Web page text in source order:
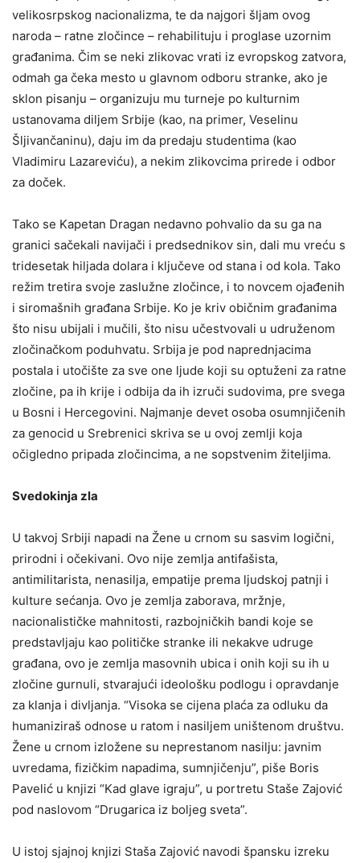
velikosrpskog nacionalizma, te da najgori šljam ovog
naroda – ratne zločince – rehabilituju i proglase uzornim
građanima. Čim se neki zlikovac vrati iz evropskog zatvora,
odmah ga čeka mesto u glavnom odboru stranke, ako je
sklon pisanju – organizuju mu turneje po kulturnim
ustanovama diljem Srbije (kao, na primer, Veselinu
Šljivančaninu), daju im da predaju studentima (kao
Vladimiru Lazareviću), a nekim zlikovcima prirede i odbor
za doček.
Tako se Kapetan Dragan nedavno pohvalio da su ga na
granici sačekali navijači i predsednikov sin, dali mu vreću s
tridesetak hiljada dolara i ključeve od stana i od kola. Tako
režim tretira svoje zaslužne zločince, i to novcem ojađenih
i siromašnih građana Srbije. Ko je kriv običnim građanima
što nisu ubijali i mučili, što nisu učestvovali u udruženom
zločinačkom poduhvatu. Srbija je pod naprednjacima
postala i utočište za sve one ljude koji su optuženi za ratne
zločine, pa ih krije i odbija da ih izruči sudovima, pre svega
u Bosni i Hercegovini. Najmanje devet osoba osumnjičenih
za genocid u Srebrenici skriva se u ovoj zemlji koja
očigledno pripada zločincima, a ne sopstvenim žiteljima.
Svedokinja zla
U takvoj Srbiji napadi na Žene u crnom su sasvim logični,
prirodni i očekivani. Ovo nije zemlja antifašista,
antimilitarista, nenasilja, empatije prema ljudskoj patnji i
kulture sećanja. Ovo je zemlja zaborava, mržnje,
nacionalističke mahnitosti, razbojničkih bandi koje se
predstavljaju kao političke stranke ili nekakve udruge
građana, ovo je zemlja masovnih ubica i onih koji su ih u
zločine gurnuli, stvarajući ideološku podlogu i opravdanje
za klanja i divljanja. “Visoka se cijena plaća za odluku da
humaniziraš odnose u ratom i nasiljem uništenom društvu.
Žene u crnom izložene su neprestanom nasilju: javnim
uvredama, fizičkim napadima, sumnjičenju”, piše Boris
Pavelić u knjizi “Kad glave igraju”, u portretu Staše Zajović
pod naslovom “Drugarica iz boljeg sveta”.
U istoj sjajnoj knjizi Staša Zajović navodi špansku izreku